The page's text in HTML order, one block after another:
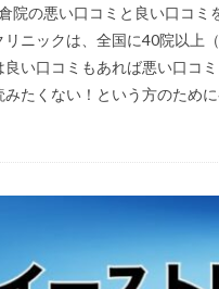
院の悪い口コミと良い口コ
ニックは、全国に40院以上
い口コミもあれば悪い口コ
たくない！という方のため